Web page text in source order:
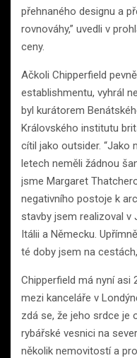
přehnaného designu a
rovnováhy,” uvedli v
ceny.
Ačkoli Chipperfield
establishmentu, vyhrál
byl kurátorem
Královského institutu
cítil jako outsider. “Jako
letech neměli žádnou
jsme Margaret
negativního postoje k
stavby jsem realizoval v
Itálii a Německu.
té doby jsem na
Chipperfield má nyní asi
mezi kanceláře v
zdá se, že jeho srdce je
rybářské vesnici na
několik nemovitostí a